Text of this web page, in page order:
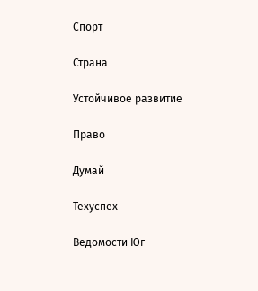
Спорт
Страна
Устойчивое развитие
Право
Думай
Техуспех
Ведомости Юг